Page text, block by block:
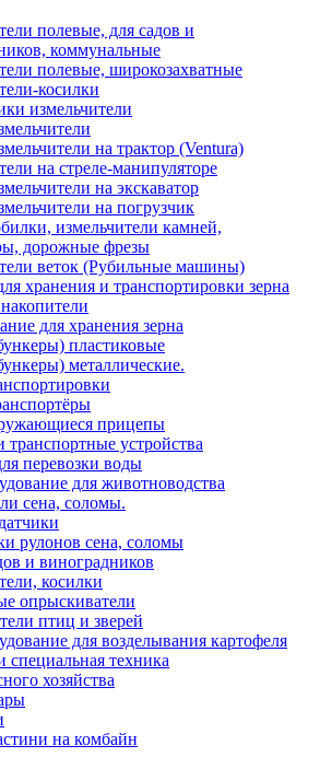
полевые, для садов и
коммунальные
полевые, широкозахватные
косилки
измельчители
на трактор (Ventura)
на стреле-манипуляторе
на экскаватор
на погрузчик
измельчители камней,
дорожные фрезы
веток (Рубильные машины)
хранения и транспортировки зерна
для хранения зерна
пластиковые
металлические.
прицепы
транспортные устройства
перевозки воды
для животноводства
сена, соломы.
рулонов сена, соломы
и виноградников
косилки
опрыскиватели
птиц и зверей
для возделывания картофеля
специальная техника
хозяйства
на комбайн